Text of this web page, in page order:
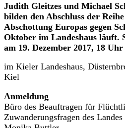
Judith Gleitzes und Michael
bilden den Abschluss der
Abschottung Europas gegen
Oktober im Landeshaus läuft.
am 19. Dezember 2017, 18 Uhr
im Kieler Landeshaus,
Kiel
Anmeldung
Büro des Beauftragen für
Zuwanderungsfragen des